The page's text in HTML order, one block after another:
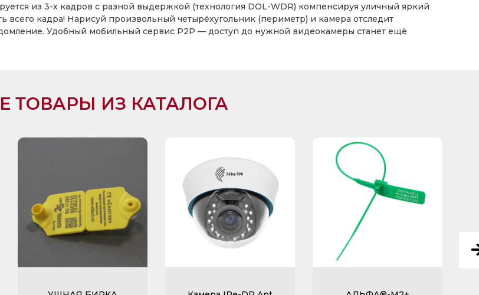
из 3-х кадров с разной выдержкой (технология DOL-WDR) компенсируя уличный яркий
всего кадра! Нарисуй произвольный четырёхугольник (периметр) и камера отследит
Удобный мобильный сервис P2P — доступ до нужной видеокамеры станет ещё
ТОВАРЫ ИЗ КАТАЛОГА